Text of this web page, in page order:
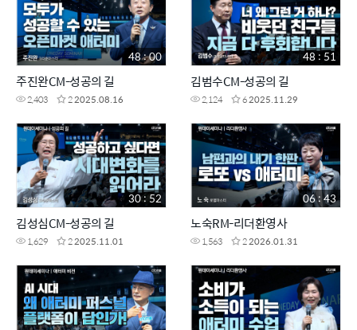
주진완CM-성공의 길
2,403 22025.08.16
48 : 00
김범수CM-성공의 길
2,124 62025.11.29
48 : 51
김성심CM-성공의 길
1,629 22025.11.01
30 : 52
노숙RM-리더환영사
1,563 22026.01.31
06 : 43